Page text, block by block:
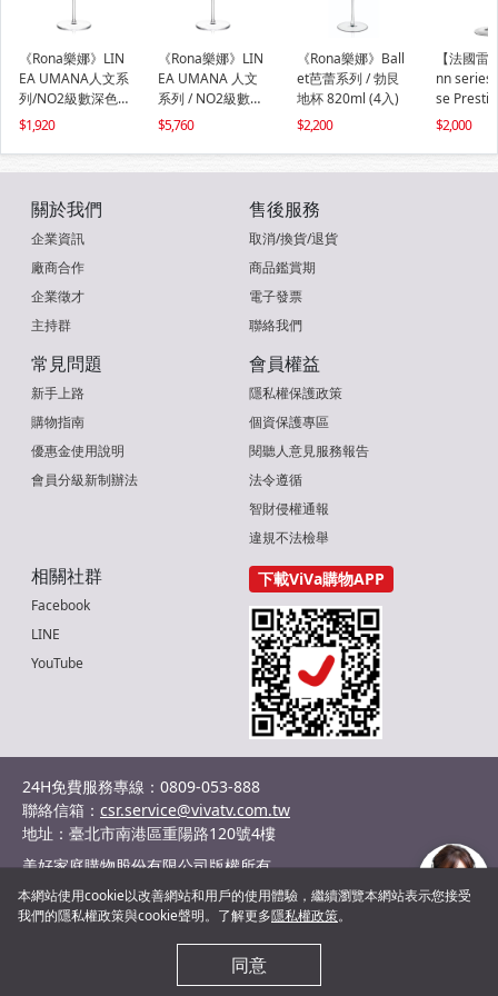
刷卡優惠 訂單查詢
《Rona樂娜》LIN
EA UMANA人文系
列/NO2級數深色
杯905ml(2入)
1,920
《Rona樂娜》LIN
EA UMANA 人文
系列 / NO2級數深
色杯 905ml(6入)
5,760
《Rona樂娜》Ball
et芭蕾系列 / 勃艮
地杯 820ml (4入)
2,200
【法國雷
nn series
se
球體無極
標準款(1
2,000
關於我們
企業資訊
廠商合作
企業徵才
主持群
售後服務
取消/換貨/退貨
商品鑑賞期
電子發票
聯絡我們
常見問題
新手上路
購物指南
優惠金使用說明
會員分級新制辦法
會員權益
隱私權保護政策
個資保護專區
閱聽人意見服務報告
法令遵循
智財侵權通報
違規不法檢舉
相關社群
Facebook
LINE
YouTube
下載ViVa購物APP
24H免費服務專線：0809-053-888
聯絡信箱： csr.service@vivatv.com.tw
地址：臺北市南港區重陽路120號4樓
美好家庭購物股份有限公司版權所有
統編：29036132
©2024 Shopnet Homeshopping co., Ltd. All Rights Reserved.
本網站使用cookie以改善網站和用戶的使用體驗，繼續瀏覽本網站表示您接受
我們的隱私權政策與cookie聲明。了解更多隱私權政策。
同意